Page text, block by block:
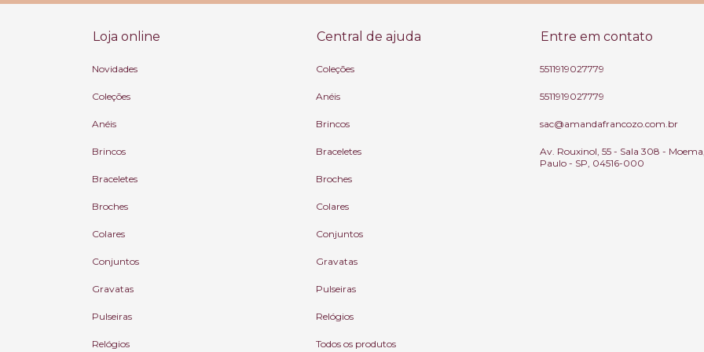
Loja online
Novidades
Coleções
Anéis
Brincos
Braceletes
Broches
Colares
Conjuntos
Gravatas
Pulseiras
Relógios
Central de ajuda
Coleções
Anéis
Brincos
Braceletes
Broches
Colares
Conjuntos
Gravatas
Pulseiras
Relógios
Todos os produtos
Entre em contato
5511919027779
5511919027779
sac@amandafrancozo.com.br
Av. Rouxinol, 55 - Sala 308 -
Paulo - SP, 04516-000